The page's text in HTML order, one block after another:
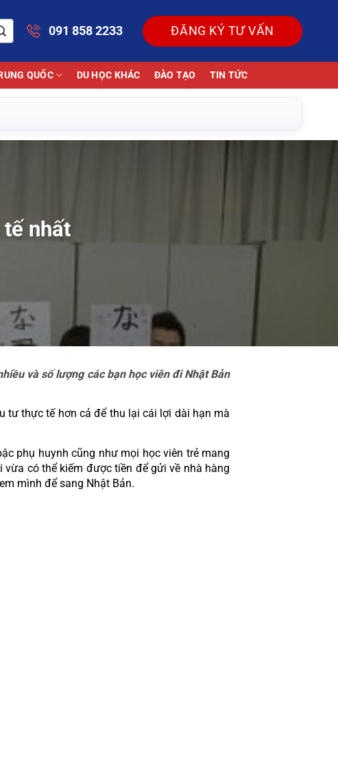
091 858 2233 ĐĂNG KÝ TƯ VẤN
QUỐC DU HỌC KHÁC ĐÀO TẠO TIN TỨC
nhất
và số lượng các bạn học viên đi Nhật Bản
thực tế hơn cả để thu lại cái lợi dài hạn mà
phụ huynh cũng như mọi học viên trẻ mang
có thể kiếm được tiền để gửi về nhà hàng
mình để sang Nhật Bản.